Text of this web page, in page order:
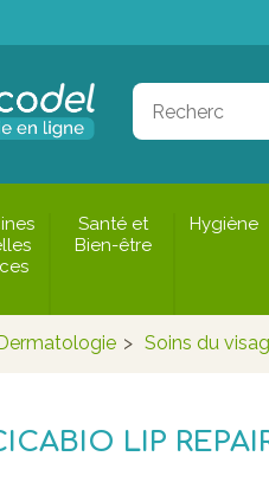
Santé et
Bien-être
Hygiène
> Soins du
LIP